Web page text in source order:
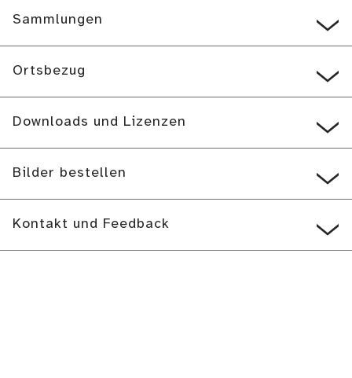
Sammlungen
Ortsbezug
Downloads und Lizenzen
Bilder bestellen
Kontakt und Feedback